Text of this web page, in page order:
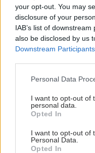
your opt-out. You may
disclosure of your
IAB’s list of
also be disclosed by us
Downstream Participants
Please note that this
not limited to your visit
grant or deny consent
use your data for below
consent section.
Personal Data
I want to opt-out of
personal data.
Opted In
I want to opt-out of
Personal Data.
Opted In